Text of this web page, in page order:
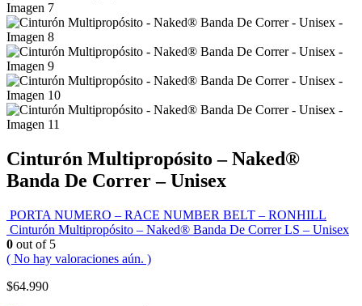
Cinturón Multipropósito – Naked®
Banda De Correr – Unisex
PORTA NUMERO – RACE NUMBER BELT – RONHILL
Cinturón Multipropósito – Naked® Banda De Correr LS – Unisex
0 out of 5
( No hay valoraciones aún. )
$64.990